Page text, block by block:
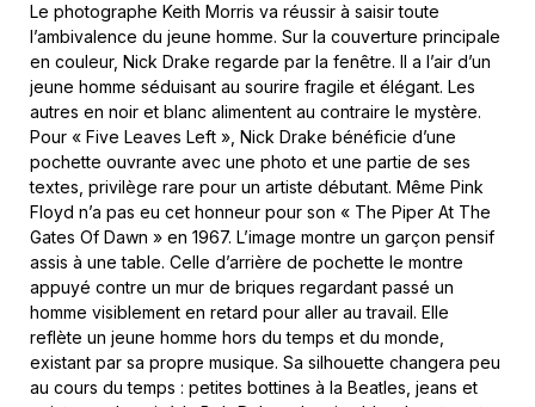
Le photographe Keith Morris va réussir à saisir toute
l’ambivalence du jeune homme. Sur la couverture principale
en couleur, Nick Drake regarde par la fenêtre. Il a l’air d’un
jeune homme séduisant au sourire fragile et élégant. Les
autres en noir et blanc alimentent au contraire le mystère.
Pour « Five Leaves Left », Nick Drake bénéficie d’une
pochette ouvrante avec une photo et une partie de ses
textes, privilège rare pour un artiste débutant. Même Pink
Floyd n’a pas eu cet honneur pour son « The Piper At The
Gates Of Dawn » en 1967. L’image montre un garçon pensif
assis à une table. Celle d’arrière de pochette le montre
appuyé contre un mur de briques regardant passé un
homme visiblement en retard pour aller au travail. Elle
reflète un jeune homme hors du temps et du monde,
existant par sa propre musique. Sa silhouette changera peu
au cours du temps : petites bottines à la Beatles, jeans et